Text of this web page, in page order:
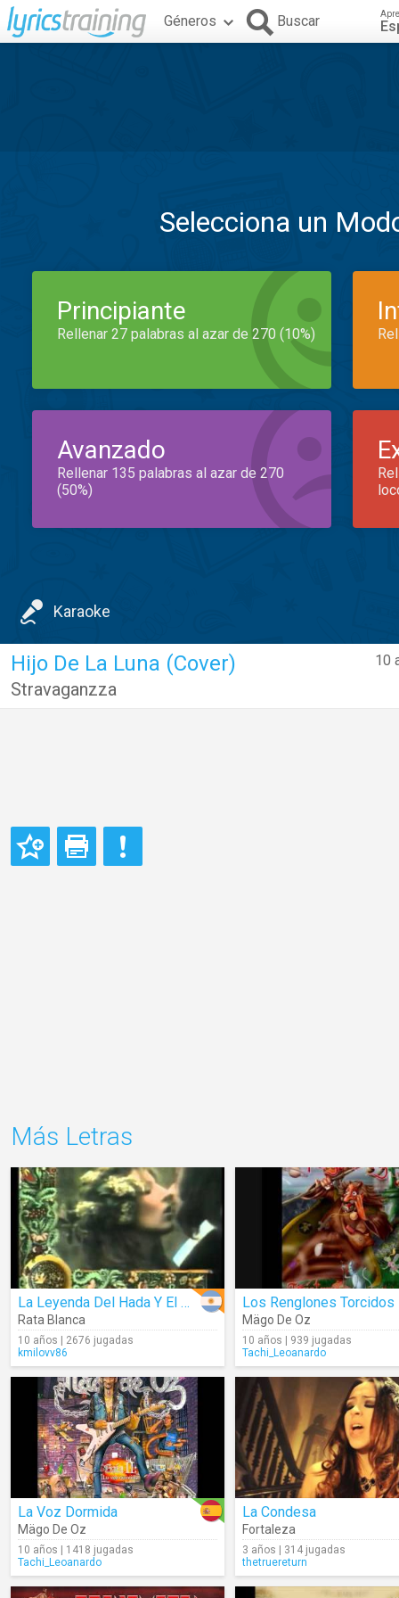
Géneros Buscar
Selecciona un
Principiante
Rellenar 27 palabras al azar de 270 (10%)
Avanzado
Rellenar 135 palabras al azar de 270
(50%)
Karaoke
10
Hijo De La Luna (Cover)
Stravaganzza
Más Letras
La Leyenda Del Hada Y El Mago
Rata Blanca
10 años | 2676 jugadas
kmilovv86
Mägo De Oz
10 años | 939 jugadas
Tachi_Leoanardo
La Voz Dormida
Mägo De Oz
10 años | 1418 jugadas
Tachi_Leoanardo
La Condesa
Fortaleza
3 años | 314 jugadas
thetruereturn